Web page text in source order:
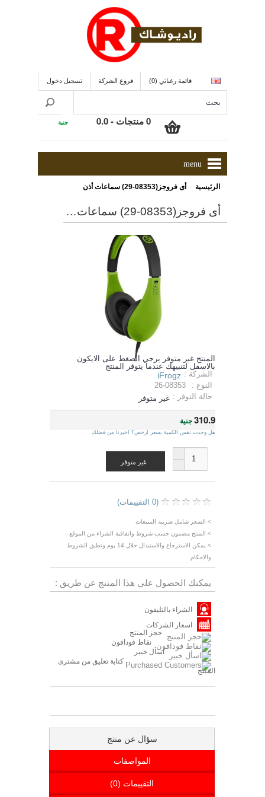
قائمة رغباتي (0) فروع الشركة تسجيل دخول
0 منتجات - 0.0 جنية
menu
الرئيسية » أى فروجز(08353-29) سماعات أذن
أى فروجز(08353-29) سماعات أذن
المنتج غير متوفر يرجي الضغط على الايكون
بالاسفل لتنبيهك عندما يتوفر المنتج
الشركة : iFrogz
النوع :
26-08353
حالة التوفر : غير متوفر
310.9جنية
هل وجدت نفس الكمية بسعر ارخص؟ اخبرنا من فضلك
غير متوفر
(0 التقييمات)
> السعر شامل ضريبة المبيعات
> المنتج مضمون حسب شروط واتفاقية الشراء من الموقع
> يمكن الاسترجاع والاستبدال خلال 14 يوم وتطبق الشروط
والاحكام
يمكنك الحصول علي هذا المنتج عن طريق :
الشراء بالتليفون
اسعار الشركات
حجز المنتج
نقاط فودافون
اسأل خبير
كتابة تعليق من مشترى
المنتج
سؤال عن منتج
المواصفات
التقييمات (0)